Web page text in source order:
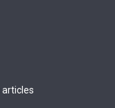
articles